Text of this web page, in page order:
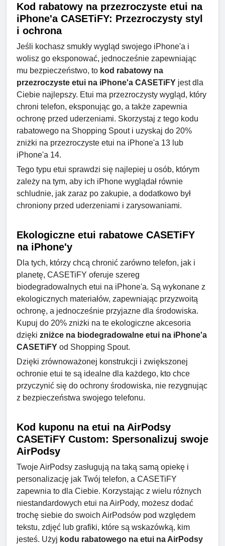
Kod rabatowy na przezroczyste etui na
iPhone'a CASETiFY: Przezroczysty styl
i ochrona
Jeśli kochasz smukły wygląd swojego iPhone'a i
wolisz go eksponować, jednocześnie zapewniając
mu bezpieczeństwo, to kod rabatowy na
przezroczyste etui na iPhone'a CASETiFY jest dla
Ciebie najlepszy. Etui ma przezroczysty wygląd, który
chroni telefon, eksponując go, a także zapewnia
ochronę przed uderzeniami. Skorzystaj z tego kodu
rabatowego na Shopping Spout i uzyskaj do 20%
zniżki na przezroczyste etui na iPhone'a 13 lub
iPhone'a 14.
Tego typu etui sprawdzi się najlepiej u osób, którym
zależy na tym, aby ich iPhone wyglądał równie
schludnie, jak zaraz po zakupie, a dodatkowo był
chroniony przed uderzeniami i zarysowaniami.
Ekologiczne etui rabatowe CASETiFY
na iPhone'y
Dla tych, którzy chcą chronić zarówno telefon, jak i
planetę, CASETiFY oferuje szereg
biodegradowalnych etui na iPhone'a. Są wykonane z
ekologicznych materiałów, zapewniając przyzwoitą
ochronę, a jednocześnie przyjazne dla środowiska.
Kupuj do 20% zniżki na te ekologiczne akcesoria
dzięki zniżce na biodegradowalne etui na iPhone'a
CASETiFY od Shopping Spout.
Dzięki zrównoważonej konstrukcji i zwiększonej
ochronie etui te są idealne dla każdego, kto chce
przyczynić się do ochrony środowiska, nie rezygnując
z bezpieczeństwa swojego telefonu.
Kod kuponu na etui na AirPodsy
CASETiFY Custom: Spersonalizuj swoje
AirPodsy
Twoje AirPodsy zasługują na taką samą opiekę i
personalizację jak Twój telefon, a CASETiFY
zapewnia to dla Ciebie. Korzystając z wielu różnych
niestandardowych etui na AirPody, możesz dodać
trochę siebie do swoich AirPodsów pod względem
tekstu, zdjęć lub grafiki, które są wskazówką, kim
jesteś. Użyj kodu rabatowego na etui na AirPodsy